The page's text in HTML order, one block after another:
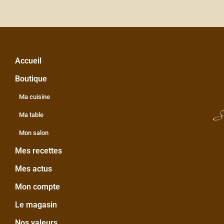
Accueil
Boutique
Ma cuisine
Ma table
Mon salon
Mes recettes
Mes actus
Mon compte
Le magasin